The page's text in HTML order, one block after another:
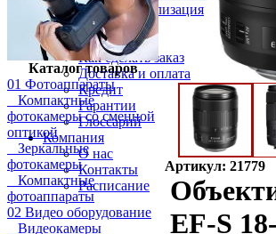
Выкуп и реализация
Покупателям
Акции
Как сделать заказ
Доставка и оплата
Кредит
Гарантии
Глоссарий
Компания
О нас
Контакты
Расписание
Каталог товаров
01 Фотоаппараты
Компактные
фотокамеры со сменной
оптикой
Зеркальные
фотокамеры
Компактные
фотоаппараты
02 Видео оборудование
Видеокамеры
Артикул: 21779
EF-S